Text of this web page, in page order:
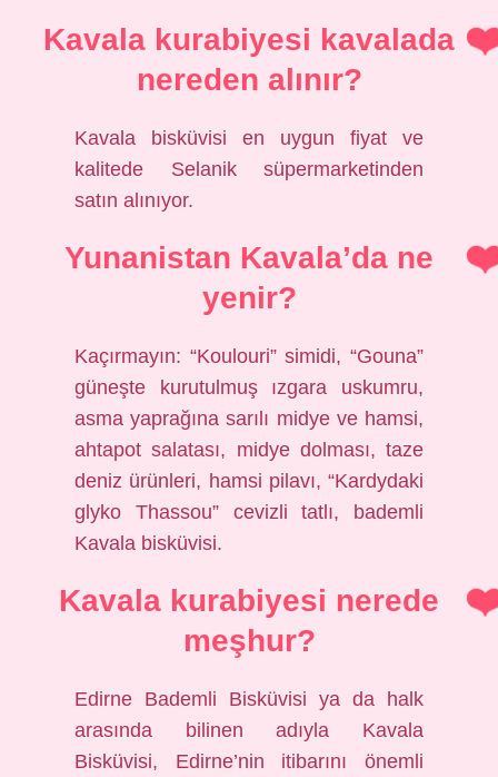
Kavala kurabiyesi kavalada
nereden alınır?
Kavala bisküvisi en uygun fiyat ve
kalitede Selanik süpermarketinden
satın alınıyor.
Yunanistan Kavala’da ne
yenir?
Kaçırmayın: “Koulouri” simidi, “Gouna”
güneşte kurutulmuş ızgara uskumru,
asma yaprağına sarılı midye ve hamsi,
ahtapot salatası, midye dolması, taze
deniz ürünleri, hamsi pilavı, “Kardydaki
glyko Thassou” cevizli tatlı, bademli
Kavala bisküvisi.
Kavala kurabiyesi nerede
meşhur?
Edirne Bademli Bisküvisi ya da halk
arasında bilinen adıyla Kavala
Bisküvisi, Edirne’nin itibarını önemli